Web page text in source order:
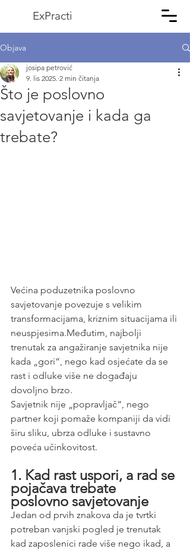
ExPracti
Objava
Što je poslovno
savjetovanje i kada ga
trebate?
josipa petrović
9. lis 2025. 2 min čitanja
Većina poduzetnika poslovno
savjetovanje povezuje s velikim
transformacijama, kriznim situacijama ili
neuspjesima.Međutim, najbolji
trenutak za angažiranje savjetnika nije
kada „gori“, nego kad osjećate da se
rast i odluke više ne događaju
dovoljno brzo.
Savjetnik nije „popravljač“, nego
partner koji pomaže kompaniji da vidi
širu sliku, ubrza odluke i sustavno
poveća učinkovitost.
1. Kad rast uspori, a rad se
pojačava trebate
poslovno savjetovanje
Jedan od prvih znakova da je tvrtki
potreban vanjski pogled je trenutak
kad zaposlenici rade više nego ikad, a